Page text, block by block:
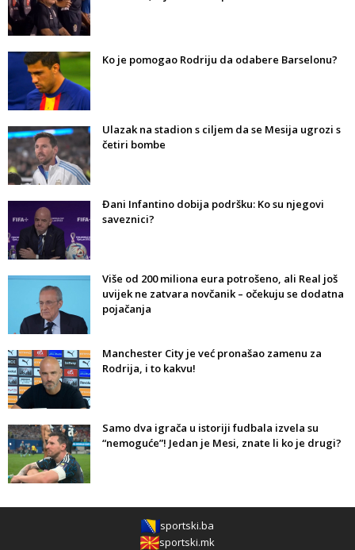
Ko je pomogao Rodriju da odabere Barselonu?
Ulazak na stadion s ciljem da se Mesija ugrozi s
četiri bombe
Đani Infantino dobija podršku: Ko su njegovi
saveznici?
Više od 200 miliona eura potrošeno, ali Real još
uvijek ne zatvara novčanik – očekuju se dodatna
pojačanja
Manchester City je već pronašao zamenu za
Rodrija, i to kakvu!
Samo dva igrača u istoriji fudbala izvela su
“nemoguće”! Jedan je Mesi, znate li ko je drugi?
sportski.ba
sportski.mk